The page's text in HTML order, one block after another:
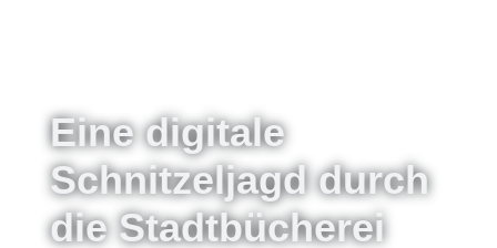
Eine digitale
Schnitzeljagd durch
die Stadtbücherei